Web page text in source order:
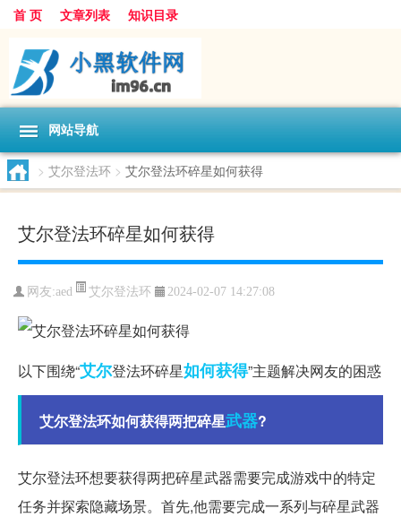
首 页 文章列表 知识目录
网站导航
> 艾尔登法环 > 艾尔登法环碎星如何获得
艾尔登法环碎星如何获得
网友:aed 艾尔登法环 2024-02-07 14:27:08
以下围绕“艾尔登法环碎星如何获得”主题解决网友的困惑
艾尔登法环如何获得两把碎星武器?
艾尔登法环想要获得两把碎星武器需要完成游戏中的特定
任务并探索隐藏场景。首先,他需要完成一系列与碎星武器